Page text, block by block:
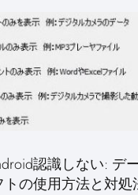
認識しない: デ
トの使用方法と対処